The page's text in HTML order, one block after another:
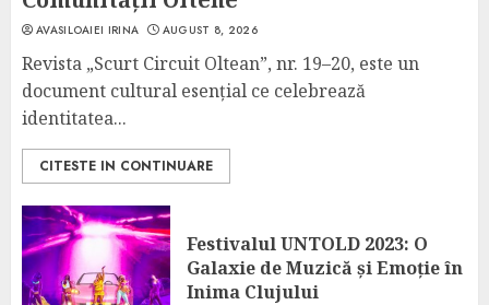
AVASILOAIEI IRINA AUGUST 8, 2026
Revista „Scurt Circuit Oltean”, nr. 19–20, este un
document cultural esențial ce celebrează
identitatea...
CITESTE IN CONTINUARE
Festivalul UNTOLD 2023: O
Galaxie de Muzică și Emoție în
Inima Clujului